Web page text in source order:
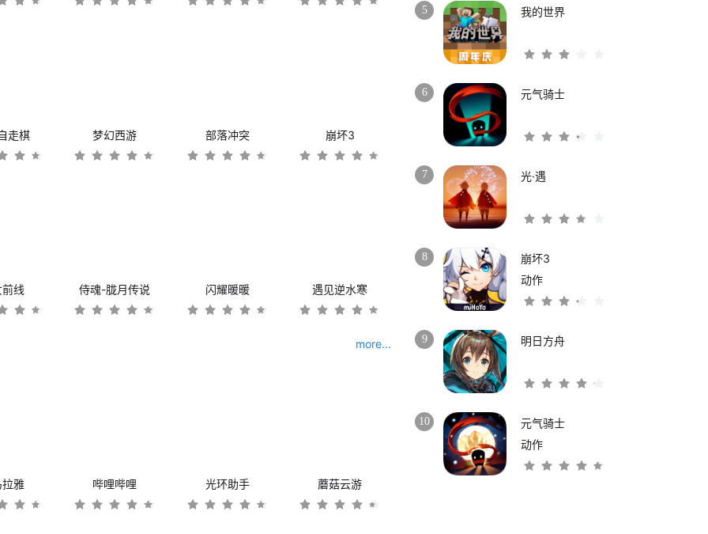
走棋 梦幻西游 部落冲突 崩坏3
线 侍魂-胧月传说 闪耀暖暖 遇见逆水寒
more...
雅 哔哩哔哩 光环助手 蘑菇云游
5 我的世界
6 元气骑士
7 光·遇
8
崩坏3
动作
9 明日方舟
10
元气骑士
动作